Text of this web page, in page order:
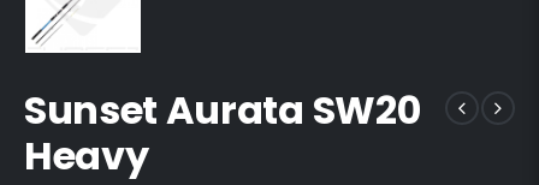
Sunset Aurata SW20
Heavy